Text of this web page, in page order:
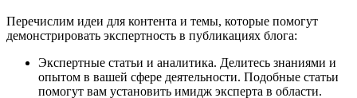
Перечислим идеи для контента и темы, которые помогут
демонстрировать экспертность в публикациях блога:
Экспертные статьи и аналитика. Делитесь знаниями и
опытом в вашей сфере деятельности. Подобные статьи
помогут вам установить имидж эксперта в области.